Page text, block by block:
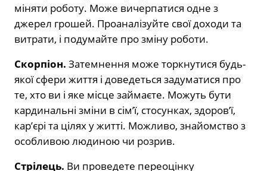
міняти роботу. Може вичерпатися одне з
джерел грошей. Проаналізуйте свої доходи та
витрати, і подумайте про зміну роботи.
Скорпіон. Затемнення може торкнутися будь-
якої сфери життя і доведеться задуматися про
те, хто ви і яке місце займаєте. Можуть бути
кардинальні зміни в сім’ї, стосунках, здоров’ї,
кар’єрі та цілях у житті. Можливо, знайомство з
особливою людиною чи розрив.
Стрілець. Ви проведете переоцінку